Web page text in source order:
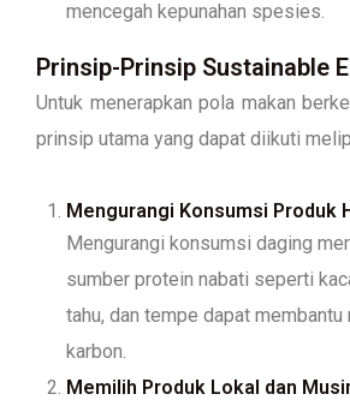
mencegah kepunahan spesies.
Prinsip-Prinsip Sustainable
Untuk menerapkan pola makan
prinsip utama yang dapat diikuti
Mengurangi Konsumsi Produk
Mengurangi konsumsi daging
sumber protein nabati seperti
tahu, dan tempe dapat membantu
karbon.
Memilih Produk Lokal dan